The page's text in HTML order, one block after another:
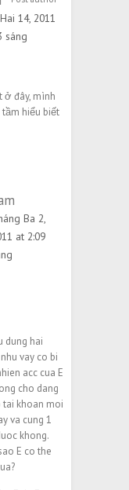
14, 2011
sáng
ở đây, mình
hiểu biết
Ba 2,
at 2:09
dung hai
vay co bi
acc cua E
cho dang
tai khoan moi
va cung 1
khong.
E co the